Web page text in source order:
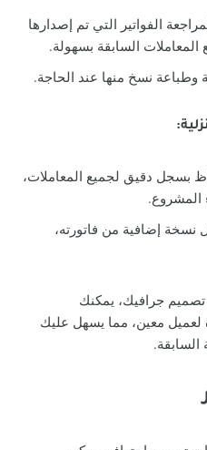
الفواتير التي تم إصدارها
المعاملات السابقة بسهولة.
وطباعة نسخ منها عند الحاجة.
بسجل دقيق لجميع المعاملات،
المشروع.
نسخة إضافية من فاتورته،
جرافيك، يمكنك
لعميل معين، مما يسهل عليك
السابقة.